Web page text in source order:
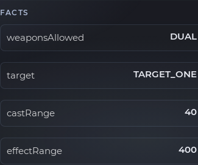
FACTS
weaponsAllowed DUAL
target TARGET_ONE
castRange 40
effectRange 400